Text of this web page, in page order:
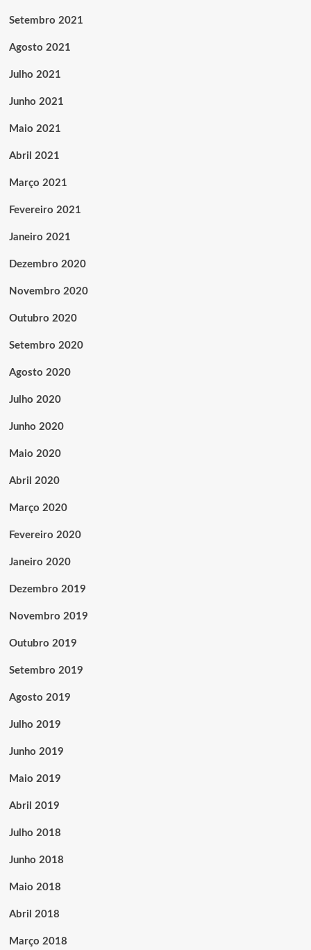
Setembro 2021
Agosto 2021
Julho 2021
Junho 2021
Maio 2021
Abril 2021
Março 2021
Fevereiro 2021
Janeiro 2021
Dezembro 2020
Novembro 2020
Outubro 2020
Setembro 2020
Agosto 2020
Julho 2020
Junho 2020
Maio 2020
Abril 2020
Março 2020
Fevereiro 2020
Janeiro 2020
Dezembro 2019
Novembro 2019
Outubro 2019
Setembro 2019
Agosto 2019
Julho 2019
Junho 2019
Maio 2019
Abril 2019
Julho 2018
Junho 2018
Maio 2018
Abril 2018
Março 2018